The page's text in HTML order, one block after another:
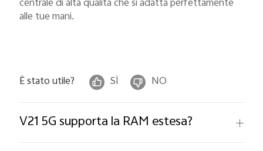
centrale di alta qualità che si adatta perfettamente
alle tue mani.
È stato utile? SÌ NO
V21 5G supporta la RAM estesa?